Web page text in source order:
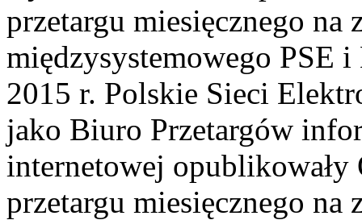
przetargu miesięcznego na
międzysystemowego
2015 r. Polskie Sieci
jako Biuro Przetargów
internetowej opublikowały
przetargu miesięcznego na